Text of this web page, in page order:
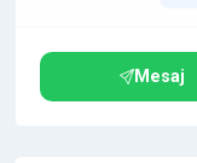
Mesaj